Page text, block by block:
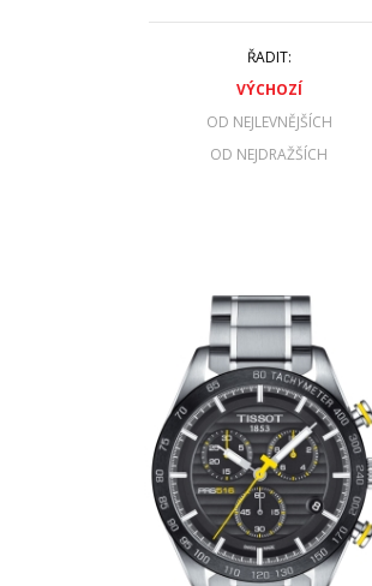
ŘADIT:
VÝCHOZÍ
OD NEJLEVNĚJŠÍCH
OD NEJDRAŽŠÍCH